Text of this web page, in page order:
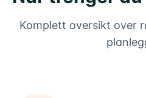
Komplett oversikt over